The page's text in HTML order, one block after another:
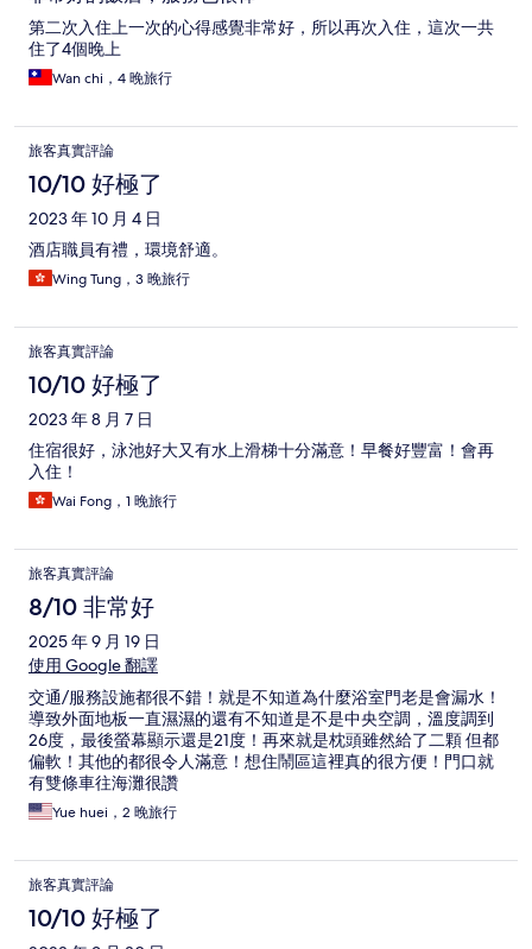
第二次入住上一次的心得感覺非常好，所以再次入住，這次一共
住了4個晚上
Wan chi，4 晚旅行
旅客真實評論
10/10 好極了
2023 年 10 月 4 日
酒店職員有禮，環境舒適。
Wing Tung，3 晚旅行
旅客真實評論
10/10 好極了
2023 年 8 月 7 日
住宿很好，泳池好大又有水上滑梯十分滿意！早餐好豐富！會再
入住！
Wai Fong，1 晚旅行
旅客真實評論
8/10 非常好
2025 年 9 月 19 日
使用 Google 翻譯
交通/服務設施都很不錯！就是不知道為什麼浴室門老是會漏水！
導致外面地板一直濕濕的還有不知道是不是中央空調，溫度調到
26度，最後螢幕顯示還是21度！再來就是枕頭雖然給了二顆 但都
偏軟！其他的都很令人滿意！想住鬧區這裡真的很方便！門口就
有雙條車往海灘很讚
Yue huei，2 晚旅行
旅客真實評論
10/10 好極了